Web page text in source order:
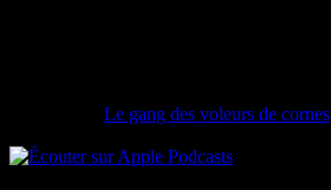
Le gang des voleurs de cornes